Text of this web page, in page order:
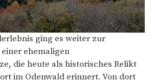
ging es weiter zur
ehemaligen
die heute als historisches Relikt
im Odenwald erinnert. Von dort